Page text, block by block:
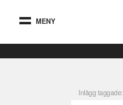
MENY
Inlägg taggade: